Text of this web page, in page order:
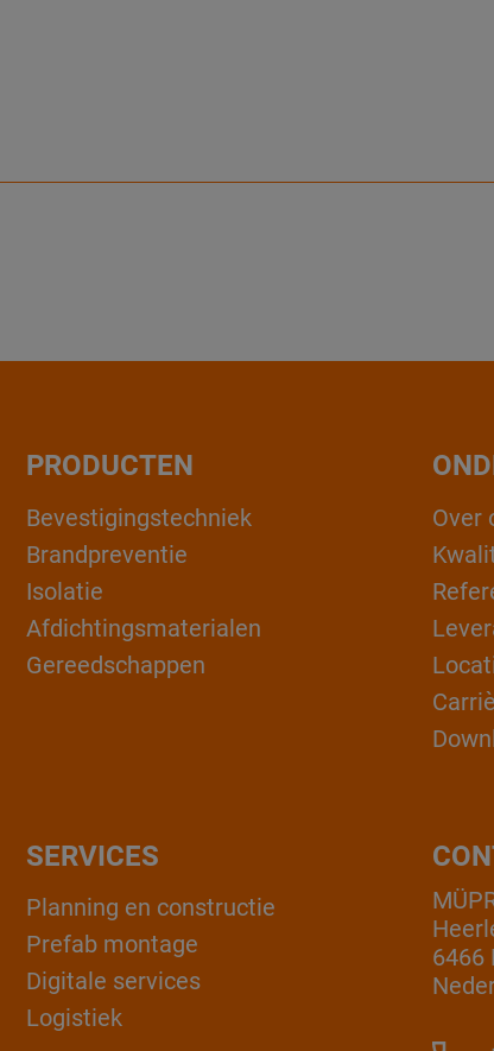
PRODUCTEN
Bevestigingstechniek
Brandpreventie
Isolatie
Afdichtingsmaterialen
Gereedschappen
Over
6466
SERVICES
Planning en constructie
Prefab montage
Digitale services
Logistiek